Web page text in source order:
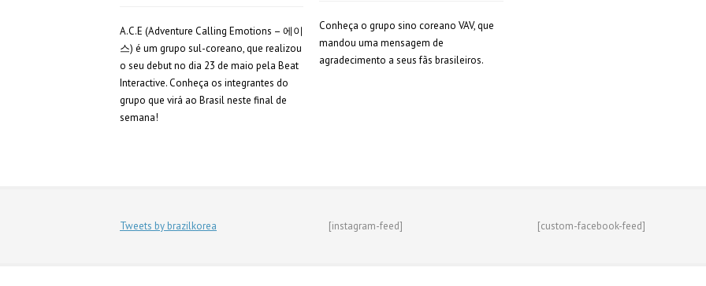
A.C.E (Adventure Calling Emotions – 에이
스) é um grupo sul-coreano, que realizou
o seu debut no dia 23 de maio pela Beat
Interactive. Conheça os integrantes do
grupo que virá ao Brasil neste final de
semana!
Conheça o grupo sino coreano VAV, que
mandou uma mensagem de
agradecimento a seus fãs brasileiros.
Tweets by brazilkorea [instagram-feed] [custom-facebook-feed]